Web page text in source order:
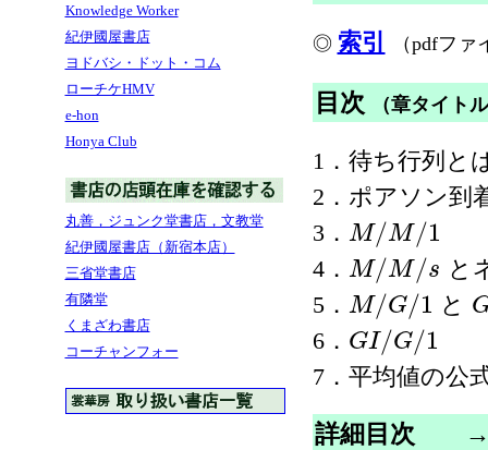
Knowledge Worker
紀伊國屋書店
ヨドバシ・ドット・コム
ローチケHMV
e-hon
Honya Club
丸善，ジュンク堂書店，文教堂
紀伊國屋書店（新宿本店）
三省堂書店
有隣堂
くまざわ書店
コーチャンフォー
◎ 索引 （pdfファ
目次 （章タイト
1．待ち行列と
2．ポアソン到
3． M/M /1
M/M/ 1
4． M/M /s
M/M/ s
と
5． M/G/1
M/G/ 1 と G
6． GI/G/1
GI/G/1
7．平均値の公
詳細目次